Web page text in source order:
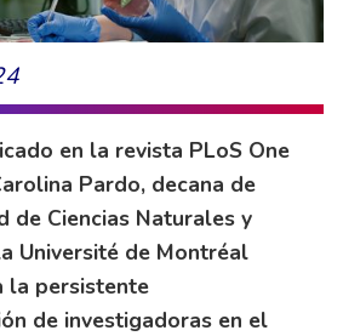
en la revista PLoS One
Pardo, decana de
de Ciencias Naturales y
Université de Montréal
la persistente
de investigadoras en el